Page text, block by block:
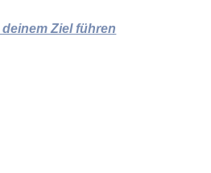
Ziel führen